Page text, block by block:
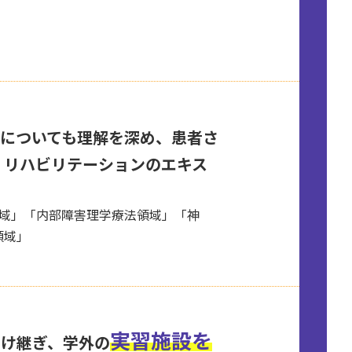
についても理解を深め、患者さ
ハビリテーションのエキス
」「内部障害理学療法領域」「神
」
継ぎ、学外の実習施設を